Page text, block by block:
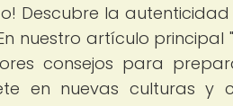
Descubre la
nuestro artículo principal
consejos para
en nuevas culturas y